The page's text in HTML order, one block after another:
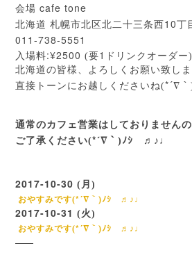
会場 cafe tone
北海道 札幌市北区北二十三条西 10丁
011-738-5551
入場料:¥2500 (要1 ドリンクオーダー)
北海道の皆様、よろしくお願い致し
直接トーンにお越しくださいね(*´∇
通常のカフェ営業はしておりません
ご了承ください(*´∇ ｀)ﾉｼ ♬♪♩
2017-10-30 (月)
おやすみです(*´∇ ｀)ﾉｼ ♬♪♩
2017-10-31 (火)
おやすみです(*´∇ ｀)ﾉｼ ♬♪♩